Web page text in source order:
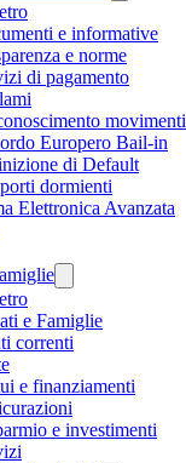
e informative
e norme
di pagamento
movimenti
Europero Bail-in
di Default
dormienti
Elettronica Avanzata
e Famiglie
correnti
e finanziamenti
e investimenti